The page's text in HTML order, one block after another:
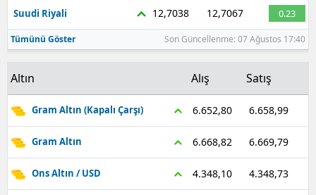
Muğla
Muş
Nevşehir
Rize
Sakarya
Suudi Riyali 12,7038 12,7067 0.23
Tümünü Göster Son Güncellenme: 07 Ağustos 17:40
Altın Alış Satış
Gram Altın (Kapalı Çarşı) 6.652,80 6.658,99
Gram Altın 6.668,82 6.669,79
Ons Altın / USD 4.348,10 4.348,73